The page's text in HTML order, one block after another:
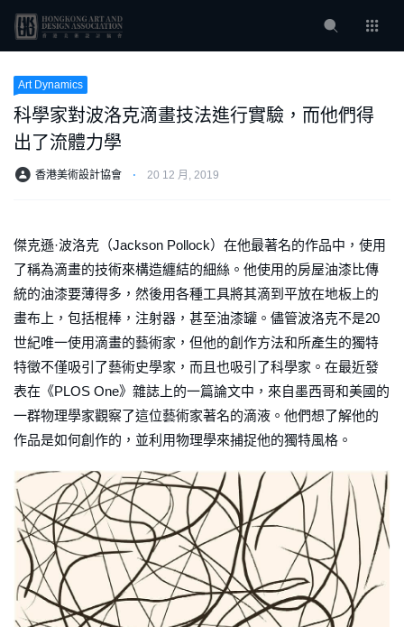
Art Dynamics
科學家對波洛克滴畫技法進行實驗，而他們得
出了流體力學
香港美術設計協會 ⋅ 20 12 月, 2019
傑克遜·波洛克（Jackson Pollock）在他最著名的作品中，使用
了稱為滴畫的技術來構造纏結的細絲。他使用的房屋油漆比傳
統的油漆要薄得多，然後用各種工具將其滴到平放在地板上的
畫布上，包括棍棒，注射器，甚至油漆罐。儘管波洛克不是20
世紀唯一使用滴畫的藝術家，但他的創作方法和所產生的獨特
特徵不僅吸引了藝術史學家，而且也吸引了科學家。在最近發
表在《PLOS One》雜誌上的一篇論文中，來自墨西哥和美國的
一群物理學家觀察了這位藝術家著名的滴液。他們想了解他的
作品是如何創作的，並利用物理學來捕捉他的獨特風格。